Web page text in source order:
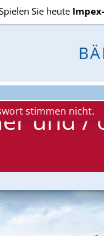
Sie heute
stimmen nicht.
und /